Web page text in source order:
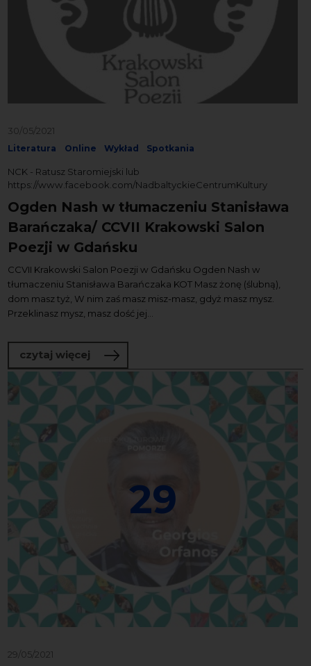
30/05/2021
Literatura Online Wykład Spotkania
NCK - Ratusz Staromiejski lub
https://www.facebook.com/NadbaltyckieCentrumKultury
Ogden Nash w tłumaczeniu Stanisława
Barańczaka/ CCVII Krakowski Salon
Poezji w Gdańsku
CCVII Krakowski Salon Poezji w Gdańsku Ogden Nash w
tłumaczeniu Stanisława Barańczaka KOT Masz żonę (ślubną),
dom masz tyż, W nim zaś masz misz-masz, gdyż masz mysz.
Przeklinasz mysz, masz dość jej...
czytaj więcej o Ogden Nash w tłumaczeniu
29
29/05/2021